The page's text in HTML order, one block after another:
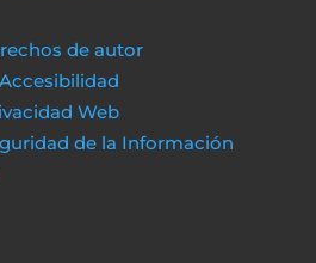
de autor
Web
de la Información